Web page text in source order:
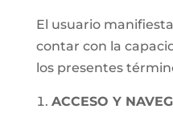
El usuario
contar con la
los presentes
ACCESO Y